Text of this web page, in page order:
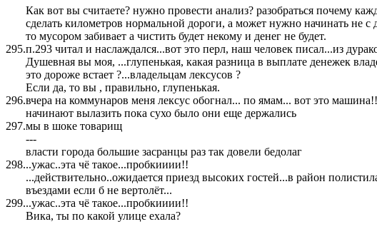
Как вот вы считаете? нужно провести анализ? разобраться почему
сделать километров нормальной дороги, а может нужно начинать не
то мусором забивает а чистить будет некому и денег не будет.
295.п.293 читал и наслаждался...вот это перл, наш человек писал...из
Душевная вы моя, ...глупенькая, какая разница в выплате денежек
это дороже встает ?...владельцам лексусов ?
Если да, то вы , правильно, глупенькая.
296.вчера на коммунаров меня лексус обогнал... по ямам... вот это
начинают вылазить пока сухо было они еще держались
297.мы в шоке товарищ
---
власти города большие засранцы раз так довели бедолаг
298...ужас..эта чё такое...пробкииии!!
...действительно..ожидается приезд высоких гостей...в район
въездами если б не вертолёт...
299...ужас..эта чё такое...пробкииии!!
Вика, ты по какой улице ехала?